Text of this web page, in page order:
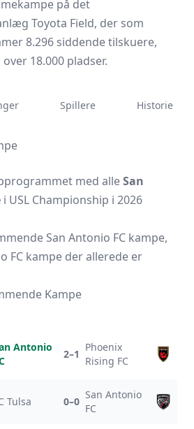
på det
Toyota Field, der som
8.296 siddende tilskuere,
18.000 pladser.
Spillere Historie
med alleSan
i USL Championship i 2026
San Antonio FC kampe,
FC kampe der allerede er
Kampe
Antonio
2–1
Phoenix
Rising FC
Tulsa 0–0
San Antonio
FC